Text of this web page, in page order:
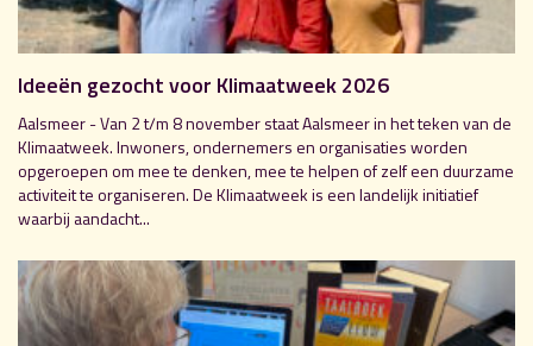
Ideeën gezocht voor Klimaatweek 2026
Aalsmeer - Van 2 t/m 8 november staat Aalsmeer in het teken van de
Klimaatweek. Inwoners, ondernemers en organisaties worden
opgeroepen om mee te denken, mee te helpen of zelf een duurzame
activiteit te organiseren. De Klimaatweek is een landelijk initiatief
waarbij aandacht...